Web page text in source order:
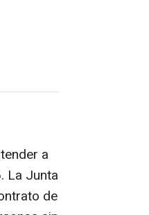
a
La Junta
de